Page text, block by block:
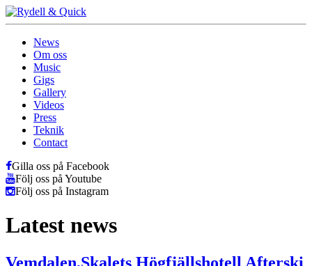
News
Om oss
Music
Gigs
Gallery
Videos
Press
Teknik
Contact
Gilla oss på Facebook
Följ oss på Youtube
Följ oss på Instagram
Latest news